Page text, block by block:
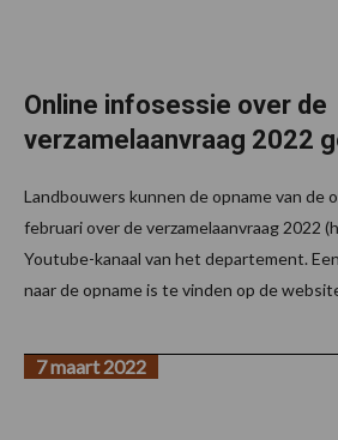
Online infosessie over de
verzamelaanvraag 2022
Landbouwers kunnen de opname van de
februari over de verzamelaanvraag 2022
Youtube-kanaal van het departement.
naar de opname is te vinden op de
7 maart 2022